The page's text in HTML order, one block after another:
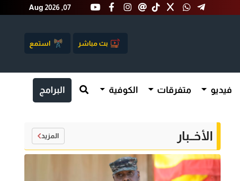
Aug 2026 ,07
بث مباشر استمع
فيديو متفرقات الكوفية البرامج
الأخــبار المزيد